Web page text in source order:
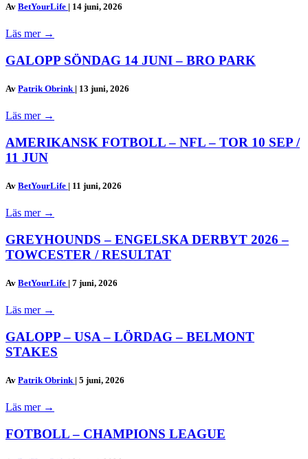
Av BetYourLife | 14 juni, 2026
Läs mer →
GALOPP SÖNDAG 14 JUNI – BRO PARK
Av Patrik Obrink | 13 juni, 2026
Läs mer →
AMERIKANSK FOTBOLL – NFL – TOR 10 SEP /
11 JUN
Av BetYourLife | 11 juni, 2026
Läs mer →
GREYHOUNDS – ENGELSKA DERBYT 2026 –
TOWCESTER / RESULTAT
Av BetYourLife | 7 juni, 2026
Läs mer →
GALOPP – USA – LÖRDAG – BELMONT
STAKES
Av Patrik Obrink | 5 juni, 2026
Läs mer →
FOTBOLL – CHAMPIONS LEAGUE